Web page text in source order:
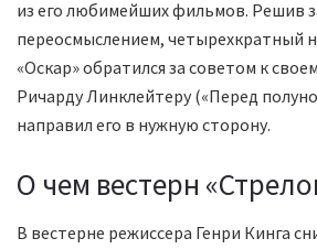
из его любимейших фильмов. Решив
переосмыслением, четырехкратный
«Оскар» обратился за советом к
Ричарду Линклейтеру («Перед
направил его в нужную сторону.
О чем вестерн
В вестерне режиссера Генри Кинга